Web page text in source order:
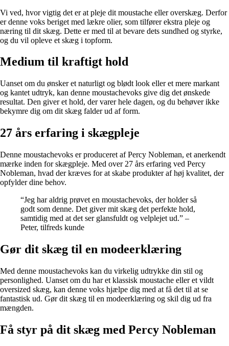
Vi ved, hvor vigtig det er at pleje dit moustache eller overskæg. Derfor
er denne voks beriget med lækre olier, som tilfører ekstra pleje og
næring til dit skæg. Dette er med til at bevare dets sundhed og styrke,
og du vil opleve et skæg i topform.
Medium til kraftigt hold
Uanset om du ønsker et naturligt og blødt look eller et mere markant
og kantet udtryk, kan denne moustachevoks give dig det ønskede
resultat. Den giver et hold, der varer hele dagen, og du behøver ikke
bekymre dig om dit skæg falder ud af form.
27 års erfaring i skægpleje
Denne moustachevoks er produceret af Percy Nobleman, et anerkendt
mærke inden for skægpleje. Med over 27 års erfaring ved Percy
Nobleman, hvad der kræves for at skabe produkter af høj kvalitet, der
opfylder dine behov.
“Jeg har aldrig prøvet en moustachevoks, der holder så
godt som denne. Det giver mit skæg det perfekte hold,
samtidig med at det ser glansfuldt og velplejet ud.” –
Peter, tilfreds kunde
Gør dit skæg til en modeerklæring
Med denne moustachevoks kan du virkelig udtrykke din stil og
personlighed. Uanset om du har et klassisk moustache eller et vildt
oversized skæg, kan denne voks hjælpe dig med at få det til at se
fantastisk ud. Gør dit skæg til en modeerklæring og skil dig ud fra
mængden.
Få styr på dit skæg med Percy Nobleman